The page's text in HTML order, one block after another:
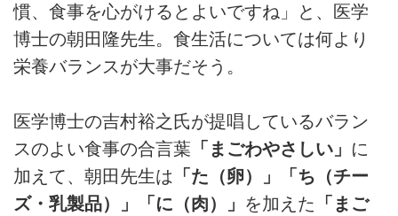
慣、食事を心がけるとよいですね」と、医学
博士の朝田隆先生。食生活については何より
栄養バランスが大事だそう。
医学博士の吉村裕之氏が提唱しているバラン
スのよい食事の合言葉 「まごわやさしい」 に
加えて、朝田先生は 「た（卵）」「ち（チー
ズ・乳製品）」「に（肉）」 を加えた 「まご